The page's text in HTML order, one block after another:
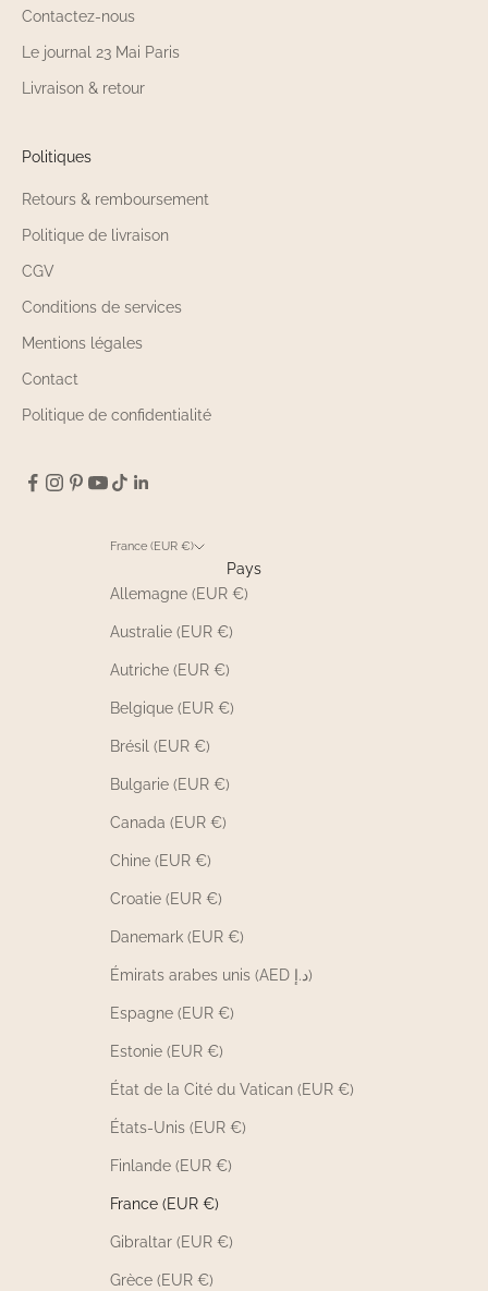
Contactez-nous
Le journal 23 Mai Paris
Livraison & retour
Politiques
Retours & remboursement
Politique de livraison
CGV
Conditions de services
Mentions légales
Contact
Politique de confidentialité
France (EUR €)
Pays
Allemagne (EUR €)
Australie (EUR €)
Autriche (EUR €)
Belgique (EUR €)
Brésil (EUR €)
Bulgarie (EUR €)
Canada (EUR €)
Chine (EUR €)
Croatie (EUR €)
Danemark (EUR €)
Émirats arabes unis (AED د.إ)
Espagne (EUR €)
Estonie (EUR €)
État de la Cité du Vatican (EUR €)
États-Unis (EUR €)
Finlande (EUR €)
France (EUR €)
Gibraltar (EUR €)
Grèce (EUR €)